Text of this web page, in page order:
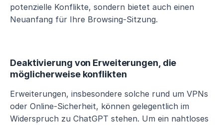
potenzielle Konflikte, sondern bietet auch einen
Neuanfang für Ihre Browsing-Sitzung.
Deaktivierung von Erweiterungen, die
möglicherweise konflikten
Erweiterungen, insbesondere solche rund um VPNs
oder Online-Sicherheit, können gelegentlich im
Widerspruch zu ChatGPT stehen. Um ein nahtloses